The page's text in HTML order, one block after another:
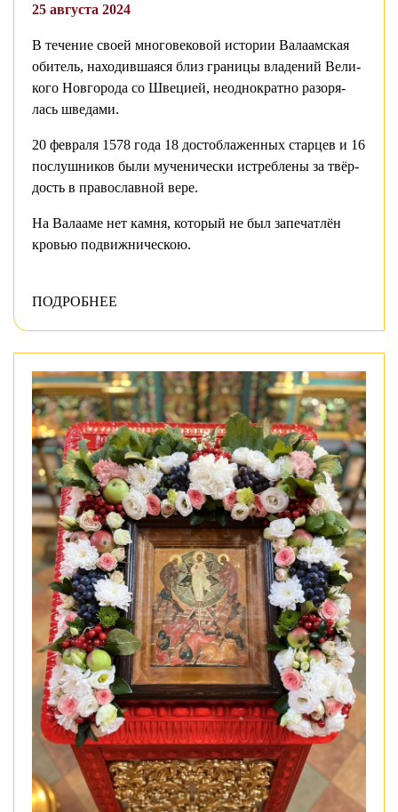
25 августа 2024
В те­че­ние сво­ей мно­го­ве­ко­вой ис­то­рии Ва­ла­ам­ская
оби­тель, на­хо­див­ша­я­ся близ гра­ни­цы вла­де­ний Ве­ли­
ко­го Нов­го­ро­да со Шве­ци­ей, неод­но­крат­но разо­ря­
лась шве­да­ми.
20 фев­ра­ля 1578 го­да 18 до­сто­бла­жен­ных стар­цев и 16
по­слуш­ни­ков бы­ли му­че­ни­че­ски ис­треб­ле­ны за твёр­
дость в пра­во­слав­ной ве­ре.
На Ва­ла­а­ме нет кам­ня, ко­то­рый не был за­пе­чат­лён
кро­вью по­движ­ни­че­скою.
ПОДРОБНЕЕ